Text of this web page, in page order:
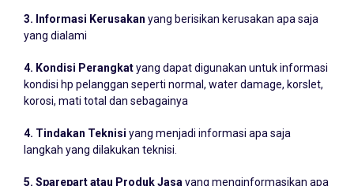
yang dialami
kondisi hp pelanggan seperti normal, water damage, korslet,
korosi, mati total dan sebagainya
langkah yang dilakukan teknisi.